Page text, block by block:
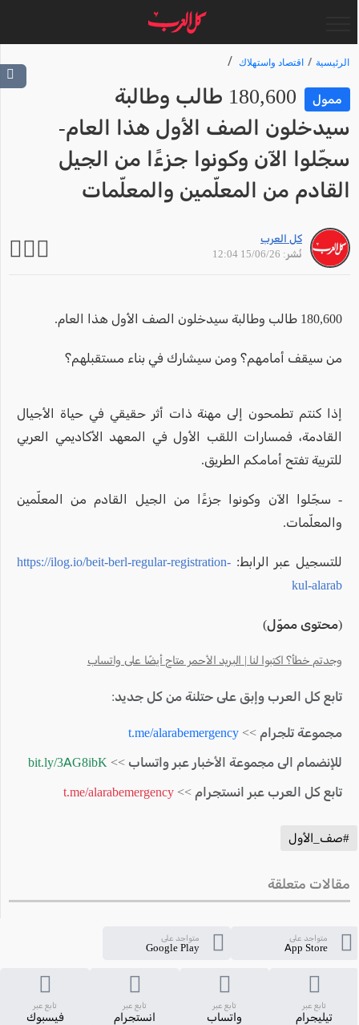
الرئيسية اقتصاد واستهلاك
ممول
180,600 طالب وطالبة
سيدخلون الصف الأول هذا العام-
سجّلوا الآن وكونوا جزءًا من الجيل
القادم من المعلّمين والمعلّمات
كل العرب
نُشر: 15/06/26 12:04
180,600 طالب وطالبة سيدخلون الصف الأول هذا العام.
من سيقف أمامهم؟ ومن سيشارك في بناء مستقبلهم؟
إذا كنتم تطمحون إلى مهنة ذات أثر حقيقي في حياة الأجيال
القادمة، فمسارات اللقب الأول في المعهد الأكاديمي العربي
للتربية تفتح أمامكم الطريق.
- سجّلوا الآن وكونوا جزءًا من الجيل القادم من المعلّمين
والمعلّمات.
للتسجيل عبر الرابط: https://ilog.io/beit-berl-regular-registration-
kul-alarab
(محتوى مموّل)
وجدتم خطأ؟ اكتبوا لنا | البريد الأحمر متاح أيضًا على واتساب
تابع كل العرب وإبق على حتلنة من كل جديد:
مجموعة تلجرام >> t.me/alarabemergency
للإنضمام الى مجموعة الأخبار عبر واتساب >> bit.ly/3AG8ibK
تابع كل العرب عبر انستجرام >> t.me/alarabemergency
#صف_الأول
مقالات متعلقة
متواجد على
App Store
متواجد على
Google Play
تابع عبر
تيليجرام
تابع عبر
واتساب
تابع عبر
انستجرام
تابع عبر
فيسبوك